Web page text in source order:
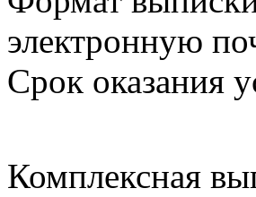
электронную
Срок оказания
Комплексная